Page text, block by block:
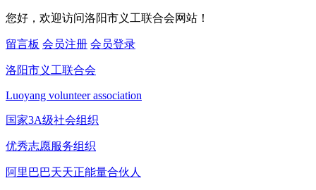
您好，欢迎访问洛阳市义工联合会网站！
留言板 会员注册 会员登录
洛阳市义工联合会
Luoyang volunteer association
国家3A级社会组织
优秀志愿服务组织
阿里巴巴天天正能量合伙人